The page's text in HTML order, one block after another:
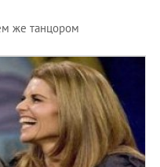
же танцором